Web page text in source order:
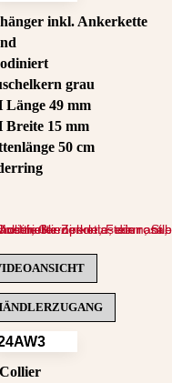
inkl. Ankerkette
grau
Länge 49 mm
Breite 15 mm
50 cm